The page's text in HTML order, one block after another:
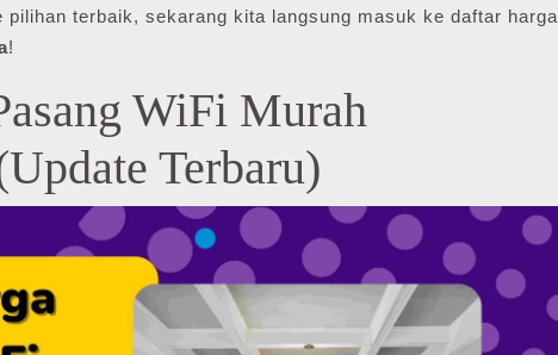
pilihan terbaik, sekarang kita langsung masuk ke daftar harga
!
WiFi Murah
Terbaru)